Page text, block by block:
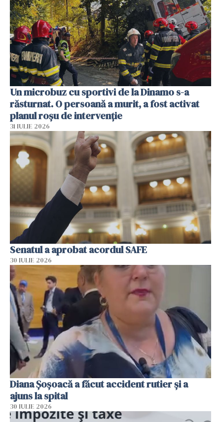
Un microbuz cu sportivi de la Dinamo s-a
răsturnat. O persoană a murit, a fost activat
planul roșu de intervenție
31 IULIE 2026
Senatul a aprobat acordul SAFE
30 IULIE 2026
Diana Șoșoacă a făcut accident rutier și a
ajuns la spital
30 IULIE 2026